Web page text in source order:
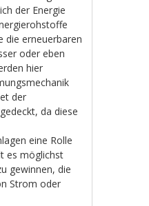
der Energie
die erneuerbaren
oder eben
hier
der
da diese
eine Rolle
es möglichst
gewinnen, die
Strom oder